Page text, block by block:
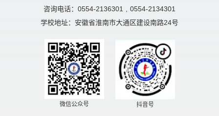
咨询电话：0554-2136301 , 0554-2134301
学校地址：安徽省淮南市大通区建设南路24号
微信公众号 抖音号